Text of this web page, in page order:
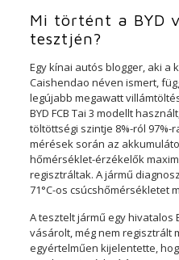
Mi történt a BYD
tesztjén?
Egy kínai autós blogger, aki a
Caishendao néven ismert,
legújabb megawatt
BYD FCB Tai 3 modellt
töltöttségi szintje 8%-ról 97%-
mérések során az
hőmérséklet-érzékelők
regisztráltak. A jármű
71°C-os csúcshőmérsékletet
A tesztelt jármű egy hivatalos
vásárolt, még nem regisztrált
egyértelműen kijelentette,